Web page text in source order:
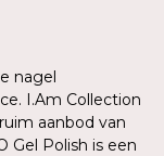
nagel
I.Am Collection
aanbod van
Gel Polish is een